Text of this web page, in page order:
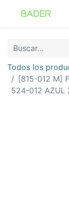
Todos los
[815-012 M]
524-012 AZUL